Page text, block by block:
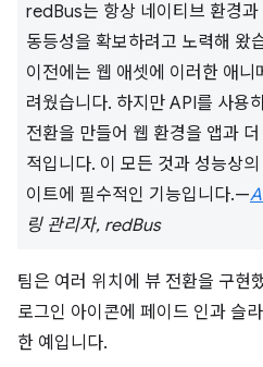
redBus는 항상 네이티브 환경
동등성을 확보하려고 노력해
이전에는 웹 애셋에 이러한 애니
려웠습니다. 하지만 API를 사용
전환을 만들어 웹 환경을 앱과
적입니다. 이 모든 것과 성능상
이트에 필수적인 기능입니다.—
링 관리자, redBus
팀은 여러 위치에 뷰 전환을 구현
로그인 아이콘에 페이드 인과 슬
한 예입니다.